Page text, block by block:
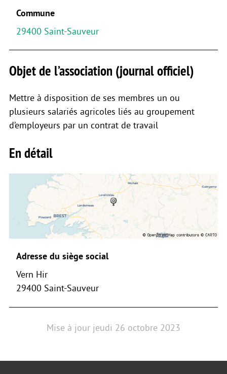
Commune
29400 Saint-Sauveur
Objet de l’association (journal officiel)
Mettre à disposition de ses membres un ou
plusieurs salariés agricoles liés au groupement
d’employeurs par un contrat de travail
En détail
Adresse du siège social
Vern Hir
29400 Saint-Sauveur
Mise à jour jeudi 26 octobre 2023